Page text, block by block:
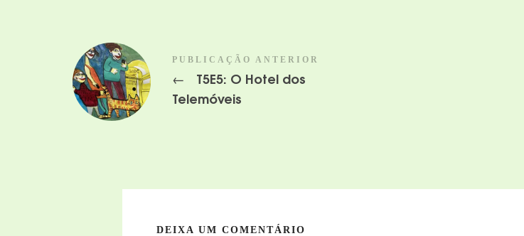
PUBLICAÇÃO ANTERIOR
←
T5E5: O Hotel dos
Telemóveis
DEIXA UM COMENTÁRIO